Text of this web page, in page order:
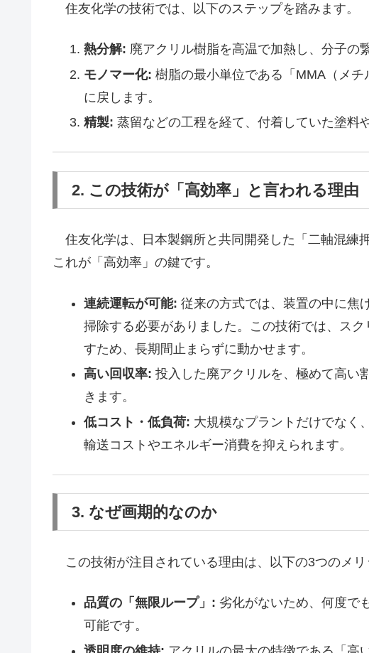
住友化学の技術では、以下のステップを踏みます。
熱分解: 廃アクリル樹脂を高温で加熱し、分子の
モノマー化: 樹脂の最小単位である「MMA（メ
に戻します。
精製: 蒸留などの工程を経て、付着していた塗料
2. この技術が「高効率」と言われる理由
住友化学は、日本製鋼所と共同開発した「二軸混練
これが「高効率」の鍵です。
連続運転が可能: 従来の方式では、装置の中に焦
掃除する必要がありました。この技術では、ス
すため、長期間止まらずに動かせます。
高い回収率: 投入した廃アクリルを、極めて高い
きます。
低コスト・低負荷: 大規模なプラントだけでなく
輸送コストやエネルギー消費を抑えられます。
3. なぜ画期的なのか
この技術が注目されている理由は、以下の3つのメリ
品質の「無限ループ」: 劣化がないため、何度
可能です。